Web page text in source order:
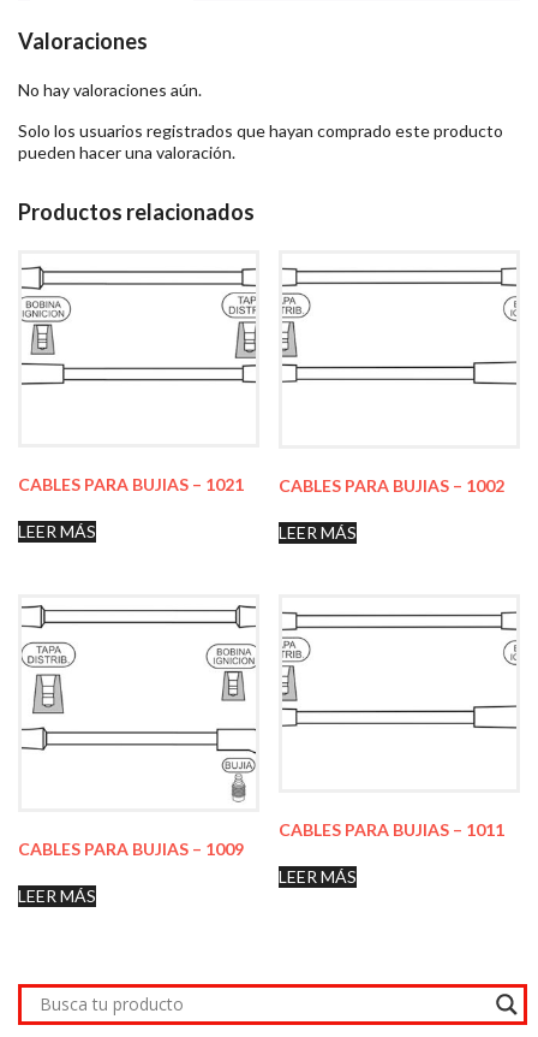
Valoraciones
No hay valoraciones aún.
Solo los usuarios registrados que hayan comprado este producto
pueden hacer una valoración.
Productos relacionados
CABLES PARA BUJIAS – 1021
LEER MÁS
CABLES PARA BUJIAS – 1002
LEER MÁS
CABLES PARA BUJIAS – 1009
LEER MÁS
CABLES PARA BUJIAS – 1011
LEER MÁS